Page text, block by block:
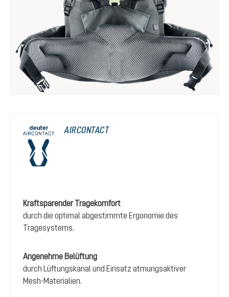
AIRCONTACT
Kraftsparender Tragekomfort
durch die optimal abgestimmte Ergonomie des
Tragesystems.
Angenehme Belüftung
durch Lüftungskanal und Einsatz atmungsaktiver
Mesh-Materialien.